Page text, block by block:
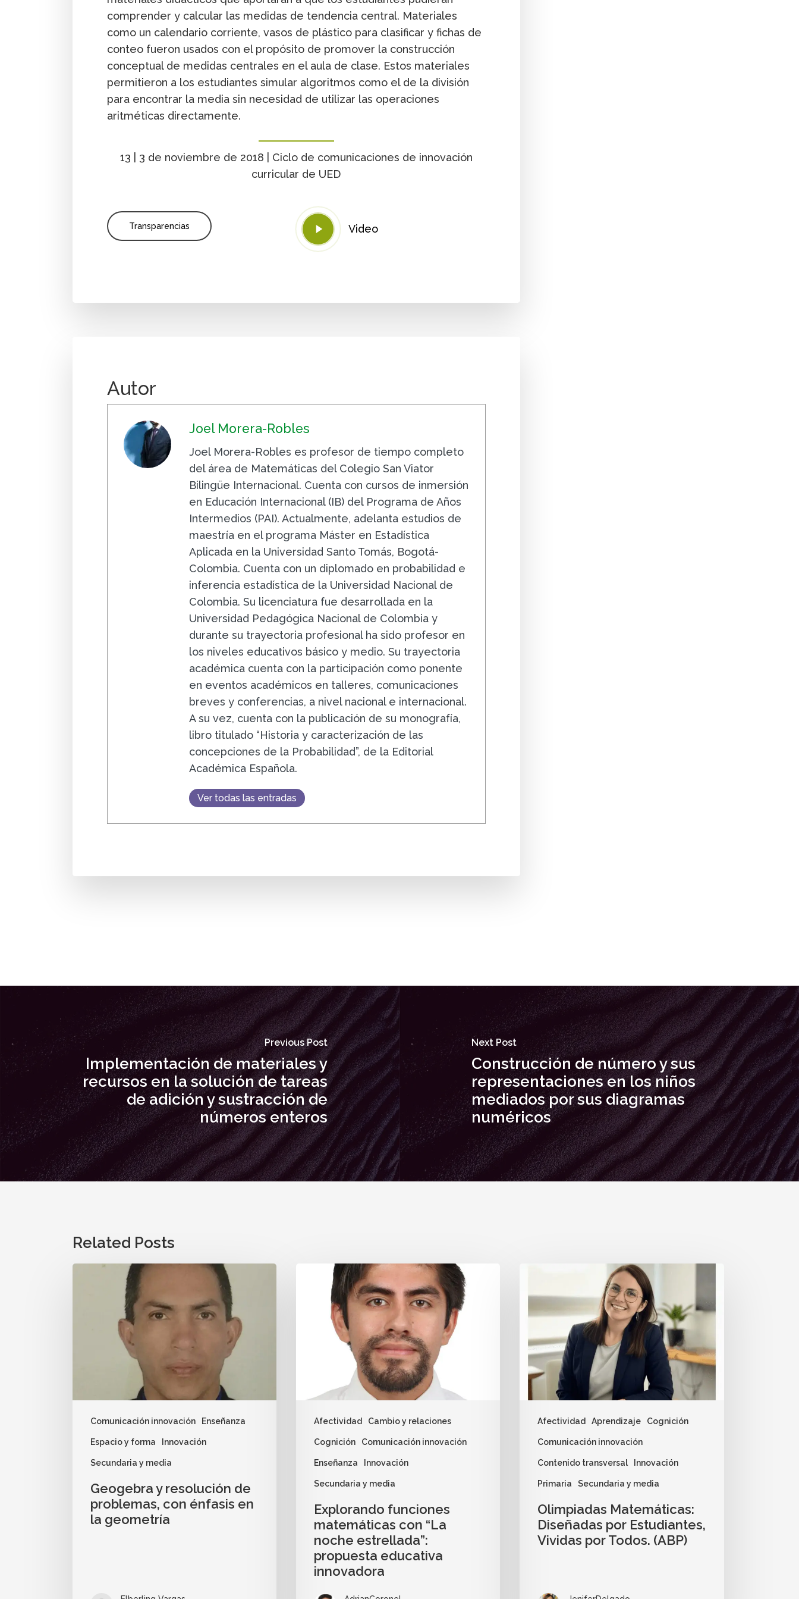
comprender y calcular las medidas de tendencia central. Materiales
como un calendario corriente, vasos de plástico para clasificar y fichas de
conteo fueron usados con el propósito de promover la construcción
conceptual de medidas centrales en el aula de clase. Estos materiales
permitieron a los estudiantes simular algoritmos como el de la división
para encontrar la media sin necesidad de utilizar las operaciones
aritméticas directamente.
13 | 3 de noviembre de 2018 | Ciclo de comunicaciones de innovación
curricular de UED
Transparencias
Play
Video
Video
Autor
Joel Morera-Robles
Joel Morera-Robles es profesor de tiempo completo
del área de Matemáticas del Colegio San Viator
Bilingüe Internacional. Cuenta con cursos de inmersión
en Educación Internacional (IB) del Programa de Años
Intermedios (PAI). Actualmente, adelanta estudios de
maestría en el programa Máster en Estadística
Aplicada en la Universidad Santo Tomás, Bogotá-
Colombia. Cuenta con un diplomado en probabilidad e
inferencia estadística de la Universidad Nacional de
Colombia. Su licenciatura fue desarrollada en la
Universidad Pedagógica Nacional de Colombia y
durante su trayectoria profesional ha sido profesor en
los niveles educativos básico y medio. Su trayectoria
académica cuenta con la participación como ponente
en eventos académicos en talleres, comunicaciones
breves y conferencias, a nivel nacional e internacional.
A su vez, cuenta con la publicación de su monografía,
libro titulado “Historia y caracterización de las
concepciones de la Probabilidad”, de la Editorial
Académica Española.
Ver todas las entradas
Previous Post
Implementación de materiales y
recursos en la solución de tareas
de adición y sustracción de
números enteros
Next Post
Construcción de número y sus
representaciones en los niños
mediados por sus diagramas
numéricos
Related Posts
Comunicación innovación Enseñanza
Espacio y forma Innovación
Secundaria y media
Geogebra y resolución de
problemas, con énfasis en
la geometría
Afectividad Cambio y relaciones
Cognición Comunicación innovación
Enseñanza Innovación
Secundaria y media
Explorando funciones
matemáticas con “La
noche estrellada”:
propuesta educativa
innovadora
Afectividad Aprendizaje Cognición
Comunicación innovación
Contenido transversal Innovación
Primaria Secundaria y media
Olimpiadas Matemáticas:
Diseñadas por Estudiantes,
Vividas por Todos. (ABP)